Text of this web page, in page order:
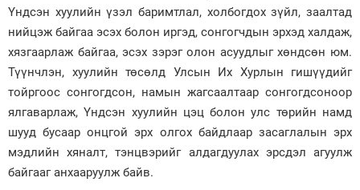
Үндсэн хуулийн үзэл баримтлал, холбогдох зүйл, заалтад
нийцэж байгаа эсэх болон иргэд, сонгогчдын эрхэд халдаж,
хязгаарлаж байгаа, эсэх зэрэг олон асуудлыг хөндсөн юм.
Түүнчлэн, хуулийн төсөлд Улсын Их Хурлын гишүүдийг
тойргоос сонгогдсон, намын жагсаалтаар сонгогдсоноор
ялгаварлаж, Үндсэн хуулийн цэц болон улс төрийн намд
шууд бусаар онцгой эрх олгох байдлаар засаглалын эрх
мэдлийн хяналт, тэнцвэрийг алдагдуулах эрсдэл агуулж
байгааг анхааруулж байв.